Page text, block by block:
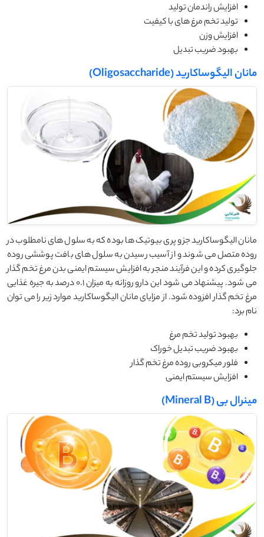
افزایش راندمان تولید
تولید تخم مرغ های با کیفیت
افزایش وزن
بهبود ضریب تبدیل
مانان الیگوساکارید (Oligosaccharide)
مانان الیگوساکارید جزو پری بیوتیک ها بوده که به سلول های نامطلوب در
روده متصل می شوند و از آسیب رسیدن به سلول های بافت پوششی روده
جلوگیری کرده و این فرآیند منجر به افزایش سیستم ایمنی بدن مرغ تخم گذار
می شود. پیشنهاد می شود این دارو روزانه به میزان 0.1 درصد به جیره غذایی
مرغ تخم گذار افزوده شود. از مزایای مانان الیگوساکارید موارد زیر را می توان
نام برد:
بهبود تولید تخم مرغ
بهبود ضریب تبدیل خوراک
فلور میکروبی روده مرغ تخم گذار
افزایش سیستم ایمنی
مینرال بی (Mineral B)